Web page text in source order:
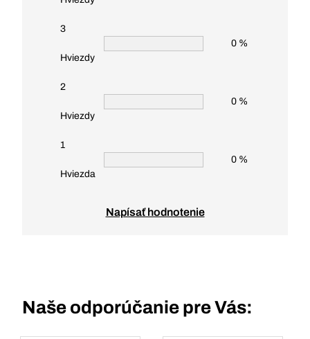
3
Hviezdy
0 %
2
Hviezdy
0 %
1
Hviezda
0 %
Napísať hodnotenie
Naše odporúčanie pre Vás: